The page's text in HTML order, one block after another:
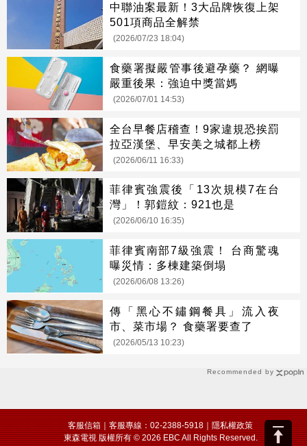
Recommended by
中聯油案最新！3大品牌恢復上架
501項商品全解禁
(2026/07/23 18:04)
食藥署擬嚴管事後避孕藥？ 網曝
嚴重後果：強迫中獎當媽
(2026/07/01 14:53)
全台早餐店稽查！9家違規恐挨罰
拉亞漢堡、早安美之城都上榜
(2026/06/11 16:33)
菲律賓強震後「13次規模7在台
灣」！郭鎧紋：921也是
(2026/06/10 16:35)
菲律賓南部7級強震！ 台商驚魂
曝災情：多棟建築倒塌
(2026/06/08 13:26)
傳「黑心不鏽鋼餐具」流入夜
市、菜市場？ 食藥署要查了
(2026/05/13 10:23)
客服信箱｜客服專線：02-2388-5918｜隱私權政策
東森電視 版權所有 © 2026 EBC All Rights Reserved.